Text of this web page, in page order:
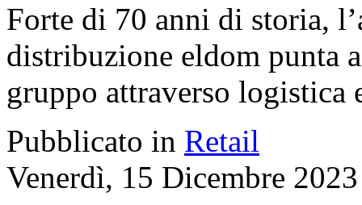
Forte di 70 anni di storia,
distribuzione eldom punta
gruppo attraverso logistica
Pubblicato in Retail
Venerdì, 15 Dicembre